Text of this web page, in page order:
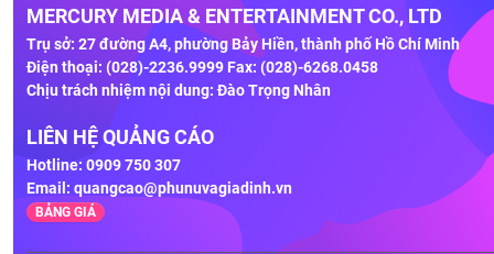
MERCURY MEDIA & ENTERTAINMENT CO., LTD
Trụ sở: 27 đường A4, phường Bảy Hiền, thành phố Hồ Chí Minh
Điện thoại: (028)-2236.9999 Fax: (028)-6268.0458
Chịu trách nhiệm nội dung: Đào Trọng Nhân
LIÊN HỆ QUẢNG CÁO
Hotline: 0909 750 307
Email: quangcao@phunuvagiadinh.vn
BẢNG GIÁ